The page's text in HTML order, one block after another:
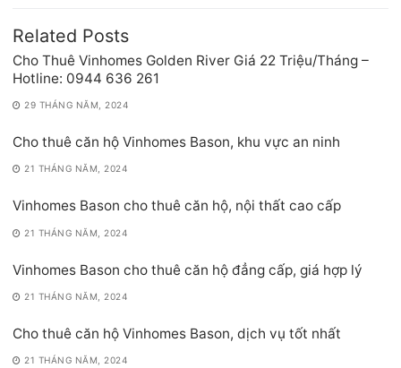
Related Posts
Cho Thuê Vinhomes Golden River Giá 22 Triệu/Tháng –
Hotline: 0944 636 261
29 THÁNG NĂM, 2024
Cho thuê căn hộ Vinhomes Bason, khu vực an ninh
21 THÁNG NĂM, 2024
Vinhomes Bason cho thuê căn hộ, nội thất cao cấp
21 THÁNG NĂM, 2024
Vinhomes Bason cho thuê căn hộ đẳng cấp, giá hợp lý
21 THÁNG NĂM, 2024
Cho thuê căn hộ Vinhomes Bason, dịch vụ tốt nhất
21 THÁNG NĂM, 2024